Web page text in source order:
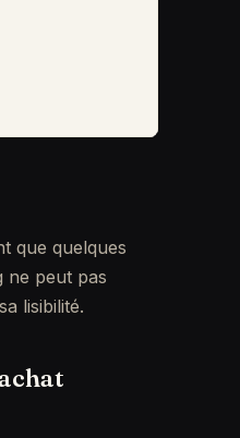
que quelques
ne peut pas
lisibilité.